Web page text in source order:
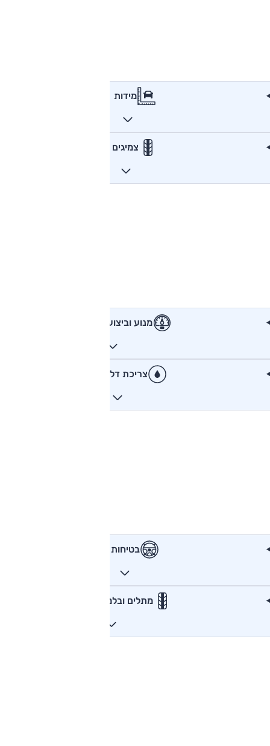
מידות
צמיגים
מנוע וביצועים
צריכת דלק
בטיחות
מתלים ובלמים